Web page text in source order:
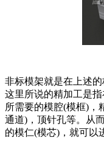
非标模架就是在上述
这里所说的精加工是
所需要的模腔(模框)，
通道)，顶针孔等。从
的模仁(模芯)，就可以